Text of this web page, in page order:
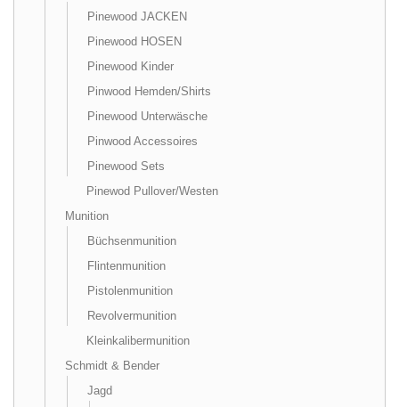
Pinewood JACKEN
Pinewood HOSEN
Pinewood Kinder
Pinwood Hemden/Shirts
Pinewood Unterwäsche
Pinwood Accessoires
Pinewood Sets
Pinewod Pullover/Westen
Munition
Büchsenmunition
Flintenmunition
Pistolenmunition
Revolvermunition
Kleinkalibermunition
Schmidt & Bender
Jagd